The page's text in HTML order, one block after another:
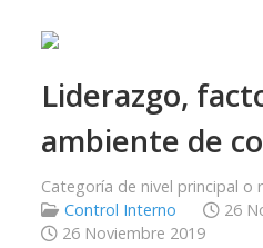
Liderazgo,
ambiente de
Categoría de nivel principal o
Control Interno
26
26 Noviembre 2019